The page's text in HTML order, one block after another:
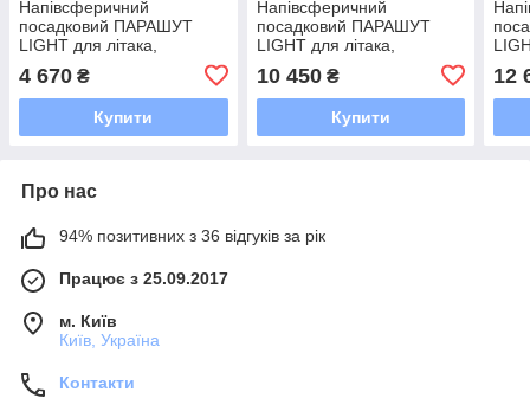
Напівсферичний
посадковий ПАРАШУТ
LIGHT для літака,
коптера, дрона, БПЛА на
5кг
4 670 ₴
Купити
Напівсферичний
посадковий ПАРАШУТ
LIGHT для літака,
коптера, дрона, БПЛА на
15кг
10 450₴
Купити
12
Про нас
94% позитивних з 36 відгуків за рік
Працює з 25.09.2017
м. Київ
Київ, Україна
Контакти